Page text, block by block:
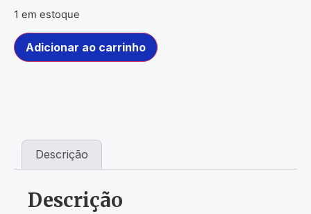
1 em estoque
Adicionar ao carrinho
Descrição
Descrição